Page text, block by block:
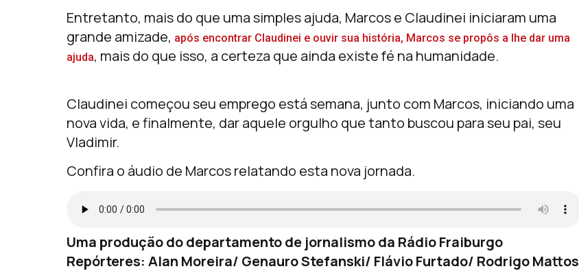
Entretanto, mais do que uma simples ajuda, Marcos e Claudinei iniciaram uma
grande amizade, após encontrar Claudinei e ouvir sua história, Marcos se propôs a lhe dar uma
ajuda, mais do que isso, a certeza que ainda existe fé na humanidade.
Claudinei começou seu emprego está semana, junto com Marcos, iniciando uma
nova vida, e finalmente, dar aquele orgulho que tanto buscou para seu pai, seu
Vladimir.
Confira o áudio de Marcos relatando esta nova jornada.
Uma produção do departamento de jornalismo da Rádio Fraiburgo
Repórteres: Alan Moreira/ Genauro Stefanski/ Flávio Furtado/ Rodrigo Mattos